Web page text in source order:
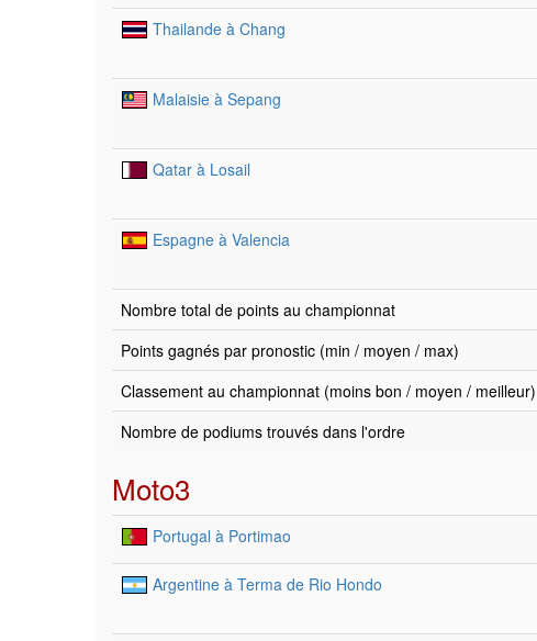
Thailande à Chang
Malaisie à Sepang
Qatar à Losail
Espagne à Valencia
Nombre total de points au championnat
Points gagnés par pronostic (min / moyen / max)
Classement au championnat (moins bon / moyen / meilleur)
Nombre de podiums trouvés dans l'ordre
Moto3
Portugal à Portimao
Argentine à Terma de Rio Hondo